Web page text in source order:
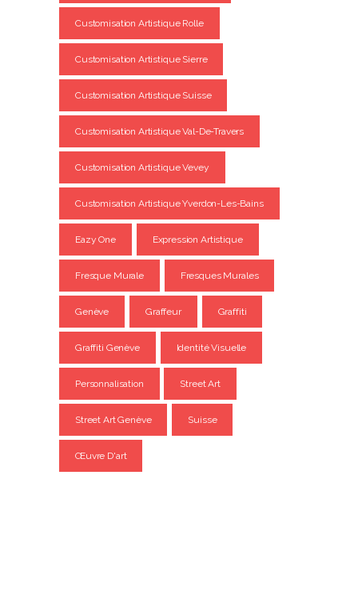
Customisation Artistique Rolle
Customisation Artistique Sierre
Customisation Artistique Suisse
Customisation Artistique Val-De-Travers
Customisation Artistique Vevey
Customisation Artistique Yverdon-Les-Bains
Eazy One Expression Artistique
Fresque Murale Fresques Murales
Genève Graffeur Graffiti
Graffiti Genève Identité Visuelle
Personnalisation Street Art
Street Art Genève Suisse
Œuvre D'art